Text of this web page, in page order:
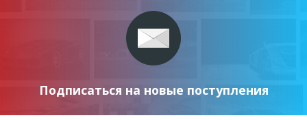
Подписаться на новые поступления